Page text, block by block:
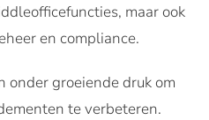
maar ook
en compliance.
onder groeiende druk om
te verbeteren.